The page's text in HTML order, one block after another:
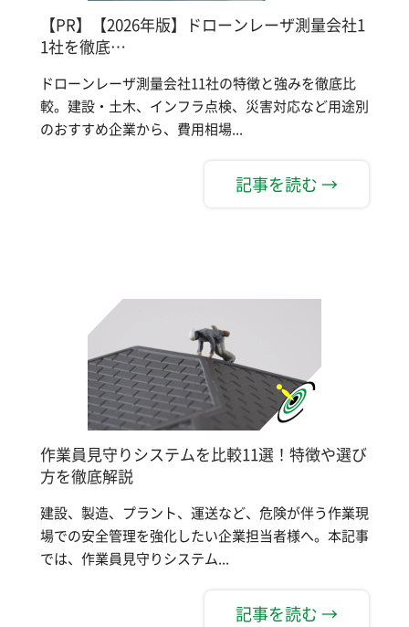
【PR】【2026年版】ドローンレーザ測量会社1
1社を徹底…
ドローンレーザ測量会社11社の特徴と強みを徹底比
較。建設・土木、インフラ点検、災害対応など用途別
のおすすめ企業から、費用相場...
記事を読む →
作業員見守りシステムを比較11選！特徴や選び
方を徹底解説
建設、製造、プラント、運送など、危険が伴う作業現
場での安全管理を強化したい企業担当者様へ。本記事
では、作業員見守りシステム...
記事を読む →